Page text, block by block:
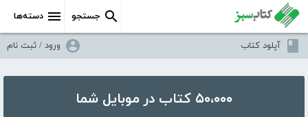
دسته‌ها جستجو
آپلود کتاب ورود / ثبت نام
۵۰،۰۰۰ کتاب در موبایل شما